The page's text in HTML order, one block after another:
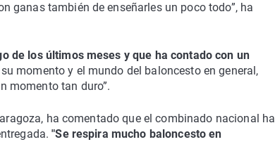
ganas también de enseñarles un poco todo”, ha
de los últimos meses y que ha contado con un
momento y el mundo del baloncesto en general,
momento tan duro”.
ha comentado que el combinado nacional ha
"Se respira mucho baloncesto en